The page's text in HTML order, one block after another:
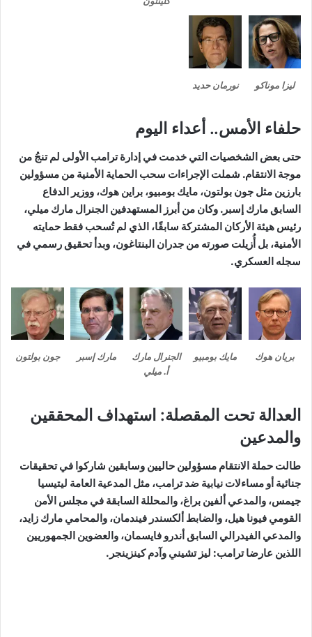
ليزا موناكو نورمان حديد
حلفاء الأمس.. أعداء اليوم
حتى بعض الشخصيات التي خدمت في إدارة ترامب الأولى لم تنجُ من
موجة الانتقام. شملت الإجراءات سحب الحماية الأمنية من مسؤولين
بارزين مثل جون بولتون، مايك بومبيو، براين هوك، ووزير الدفاع
السابق مارك إسبر. وكان من أبرز المستهدفين الجنرال مارك ميلي،
رئيس هيئة الأركان المشتركة سابقًا، الذي لم تُسحب فقط حمايته
الأمنية، بل أُزيلت صورته من جدران البنتاغون، وبدأ تحقيق رسمي في
سجله العسكري.
بريان هوك مايك بومبيو
الجنرال مارك
أ. ميلي
مارك إسبر جون بولتون
العدالة تحت المقصلة: استهداف المحققين
والمدعين
طالت حملة الانتقام مسؤولين حاليين وسابقين شاركوا في تحقيقات
جنائية أو مساءلات نيابية ضد ترامب، مثل المدعية العامة ليتيسيا
جيمس، والمدعي ألفين براغ، والمحللة السابقة في مجلس الأمن
القومي فيونا هيل، والضابط ألكسندر فيندمان، والمحامي مارك زايد،
والمدعي الفيدرالي السابق أندرو فايسمان، والعضوين الجمهوريين
اللذين عارضا ترامب: ليز تشيني وآدم كينزينجر.